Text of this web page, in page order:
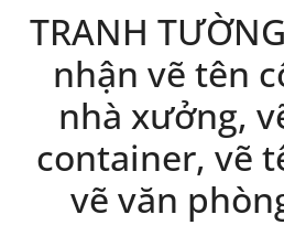
TRANH
nhận vẽ tên
nhà xưởng,
container, vẽ
vẽ văn